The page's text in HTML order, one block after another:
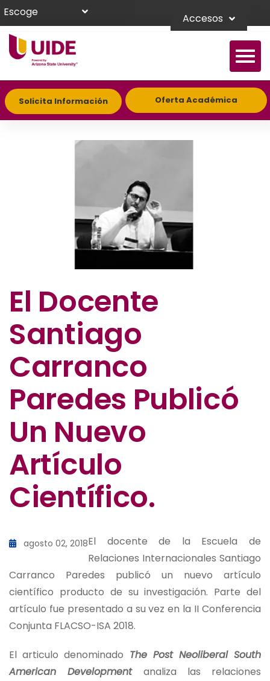
Escoge Accesos
Solicita Información Oferta Académica
El Docente
Santiago
Carranco
Paredes Publicó
Un Nuevo
Artículo
Científico.
agosto 02, 2018El docente de la Escuela de
Relaciones Internacionales Santiago
Carranco Paredes publicó un nuevo artículo
científico producto de su investigación. Parte del
artículo fue presentado a su vez en la II Conferencia
Conjunta FLACSO-ISA 2018.
El articulo denominado The Post Neoliberal South
American Developmentanaliza las relaciones